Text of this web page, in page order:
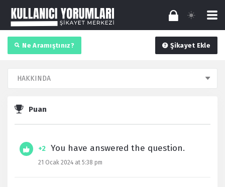
Ne Aramıştınız? Şikayet Ekle
Puan
+2 You have answered the question.
21 Ocak 2024 at 5:38 pm